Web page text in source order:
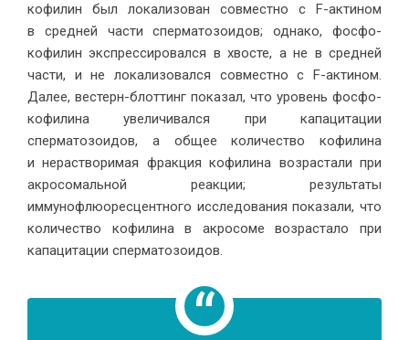
кофилин был локализован совместно с F-актином
в средней части сперматозоидов; однако, фосфо-
кофилин экспрессировался в хвосте, а не в средней
части, и не локализовался совместно с F-актином.
Далее, вестерн-блоттинг показал, что уровень фосфо-
кофилина увеличивался при капацитации
сперматозоидов, а общее количество кофилина
и нерастворимая фракция кофилина возрастали при
акросомальной реакции; результаты
иммунофлюоресцентного исследования показали, что
количество кофилина в акросоме возрастало при
капацитации сперматозоидов.